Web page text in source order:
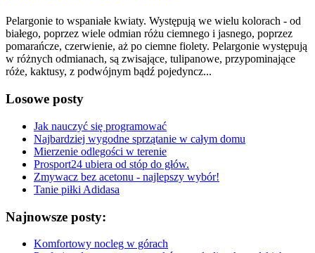
Pelargonie to wspaniałe kwiaty. Występują we wielu kolorach - od
białego, poprzez wiele odmian różu ciemnego i jasnego, poprzez
pomarańcze, czerwienie, aż po ciemne fiolety. Pelargonie występują
w różnych odmianach, są zwisające, tulipanowe, przypominające
róże, kaktusy, z podwójnym bądź pojedyncz...
Losowe posty
Jak nauczyć się programować
Najbardziej wygodne sprzątanie w całym domu
Mierzenie odlegości w terenie
Prosport24 ubiera od stóp do głów.
Zmywacz bez acetonu - najlepszy wybór!
Tanie piłki Adidasa
Najnowsze posty:
Komfortowy nocleg w górach